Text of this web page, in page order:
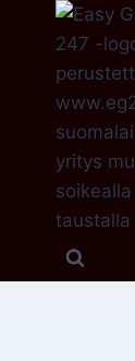
sisältöön